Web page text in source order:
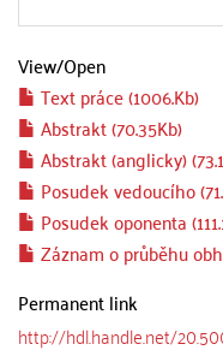
View/Open
Text práce (1006.Kb)
Abstrakt (70.35Kb)
Abstrakt (anglicky)
Posudek vedoucího
Posudek oponenta
Záznam o průběhu
Permanent link
http://hdl.handle.net/